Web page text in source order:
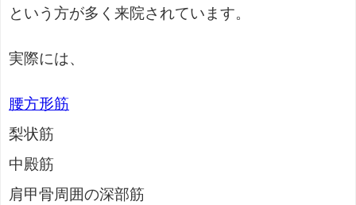
という方が多く来院されています。
実際には、
腰方形筋
梨状筋
中殿筋
肩甲骨周囲の深部筋